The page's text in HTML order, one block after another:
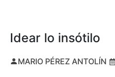
Idear lo insótilo
MARIO PÉREZ ANTOLÍN